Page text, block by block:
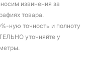
извинения за
товара.
ную точность и полноту
уточняйте у